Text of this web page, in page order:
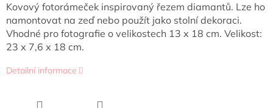
Kovový fotorámeček inspirovaný řezem diamantů. Lze ho
namontovat na zeď nebo použít jako stolní dekoraci.
Vhodné pro fotografie o velikostech 13 x 18 cm. Velikost:
23 х 7,6 х 18 cm.
Detailní informace